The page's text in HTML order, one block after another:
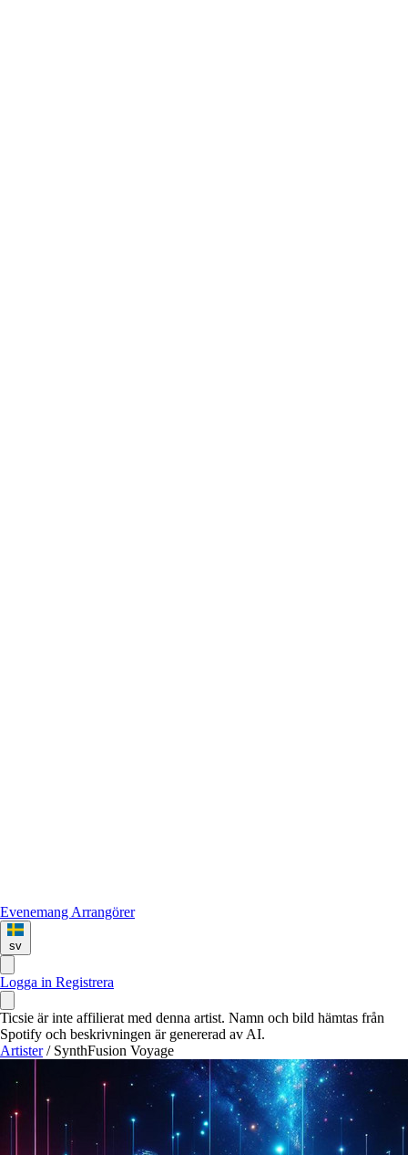
Evenemang Arrangörer
sv
Logga in Registrera
Ticsie är inte affilierat med denna artist. Namn och bild hämtas från
Spotify och beskrivningen är genererad av AI.
Artister / SynthFusion Voyage